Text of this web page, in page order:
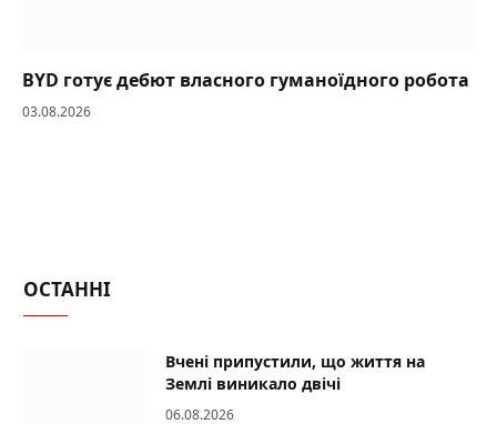
BYD готує дебют власного гуманоїдного робота
03.08.2026
ОСТАННІ
Вчені припустили, що життя на
Землі виникало двічі
06.08.2026